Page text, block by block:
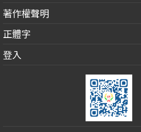
著作權聲明
正體字
登入